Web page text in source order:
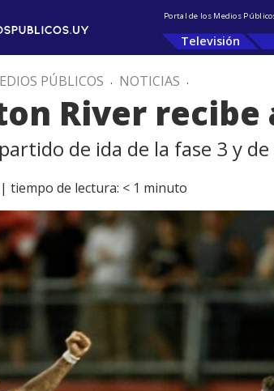
Portal de los Medios
Televisión
PÚBLICOS . NOTICIAS .
River
de ida de la fase 3 y
tiempo de lectura: < 1 minuto